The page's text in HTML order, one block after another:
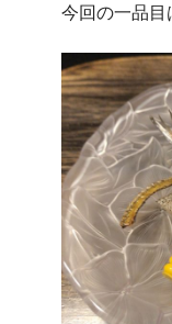
今回の一品目